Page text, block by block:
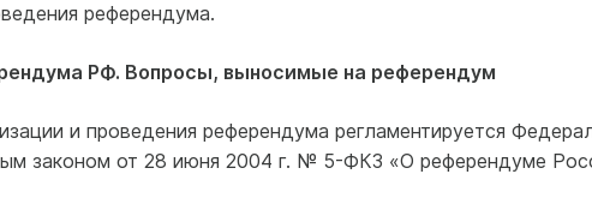
референдума.
РФ. Вопросы, выносимые на референдум
и проведения референдума регламентируется
законом от 28 июня 2004 г. № 5-ФКЗ «О референдуме